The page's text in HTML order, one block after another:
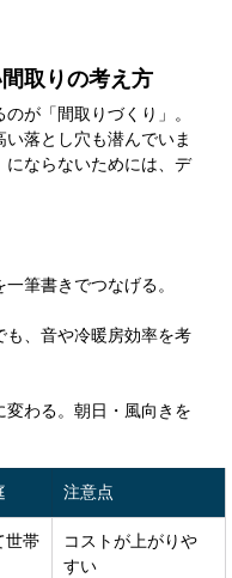
取りの考え方
が「間取りづくり」。
落とし穴も潜んでいま
にならないためには、デ
筆書きでつなげる。
も、音や冷暖房効率を考
わる。朝日・風向きを
注意点
世帯
コストが上がりや
すい